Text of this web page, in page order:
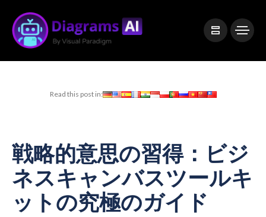
Read this post in:
戦略的意思の習得：ビジ
ネスキャンバスツールキ
ットの究極のガイド